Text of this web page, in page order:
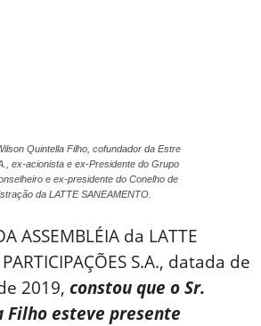
Quintella Filho, cofundador da Estre
ex-acionista e ex-Presidente do Grupo
e ex-presidente do Conelho de
da LATTE SANEAMENTO.
ASSEMBLÉIA da LATTE
S.A., datada de
2019, constou que o Sr.
Filho esteve presente